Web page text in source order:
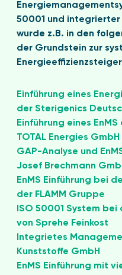
50001 und
wurde z.B. in den
der Grundstein zur
Einführung eines
der Sterigenics
Einführung eines
TOTAL Energies GmbH
GAP-Analyse und
Josef Brechmann
EnMS Einführung bei
der FLAMM Gruppe
ISO 50001 System
von Sprehe Feinkost
Integrietes
Kunststoffe GmbH
EnMS Einführung mit